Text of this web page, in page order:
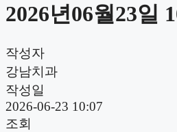
2026년06월23일
작성자
강남치과
작성일
2026-06-23 10:07
조회